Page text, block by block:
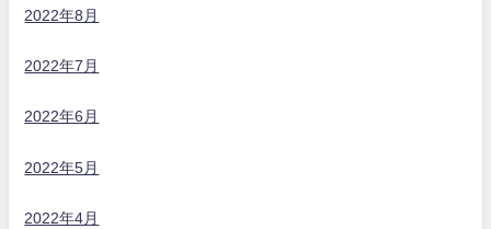
2022年8月
2022年7月
2022年6月
2022年5月
2022年4月